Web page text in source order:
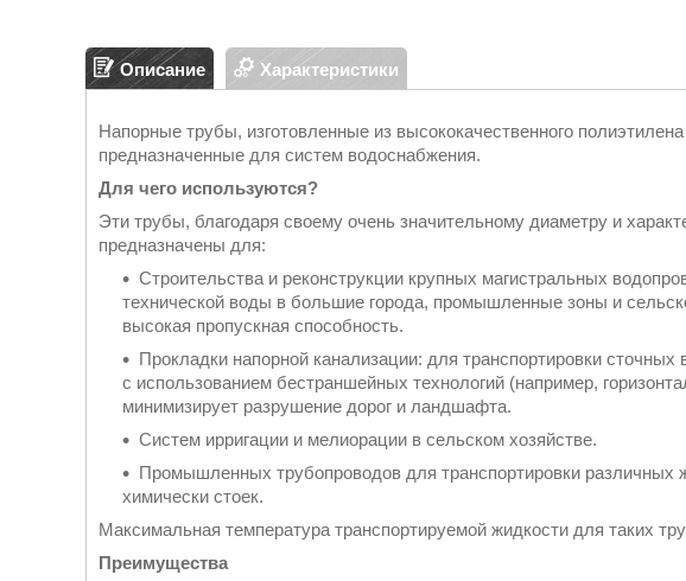
Описание Характеристики
Напорные трубы, изготовленные из высококачественного
предназначенные для систем водоснабжения.
Для чего используются?
Эти трубы, благодаря своему очень значительному диаметру и
предназначены для:
Строительства и реконструкции крупных магистральных
технической воды в большие города, промышленные зоны и
высокая пропускная способность.
Прокладки напорной канализации: для транспортировки сточных
с использованием бестраншейных технологий (например,
минимизирует разрушение дорог и ландшафта.
Систем ирригации и мелиорации в сельском хозяйстве.
Промышленных трубопроводов для транспортировки различных
химически стоек.
Максимальная температура транспортируемой жидкости для таких
Преимущества